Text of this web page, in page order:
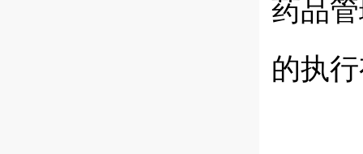
药品
的执